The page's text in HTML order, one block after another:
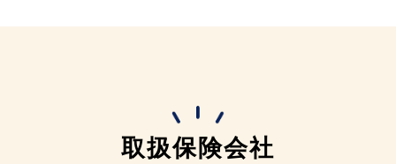
取扱保険会社